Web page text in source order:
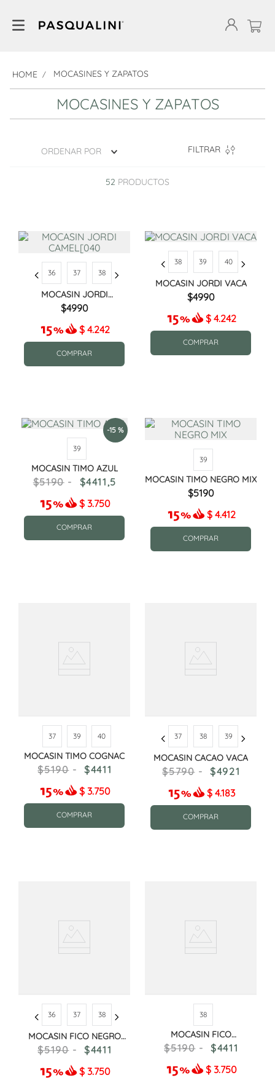
MOCASINES Y ZAPATOS
MOCASINES Y ZAPATOS
ORDENAR POR FILTRAR
52 PRODUCTOS
36 37 38
MOCASIN JORDI
CAMEL[040
4990
$ 4.242
COMPRAR
38 39 40
MOCASIN JORDI VACA
4990
$ 4.242
COMPRAR
-15 %
39
MOCASIN TIMO AZUL
5190 4411 ,5
$ 3.750
COMPRAR
39
MOCASIN TIMO NEGRO MIX
5190
$ 4.412
COMPRAR
37 39 40
MOCASIN TIMO COGNAC
5190
4411
$ 3.750
COMPRAR
37 38 39
MOCASIN CACAO VACA
5790
4921
$ 4.183
COMPRAR
36 37 38
MOCASIN FICO NEGRO
CHAROL
5190
4411
$ 3.750
38
MOCASIN FICO
BORDEAUX[W51
5190
4411
$ 3.750